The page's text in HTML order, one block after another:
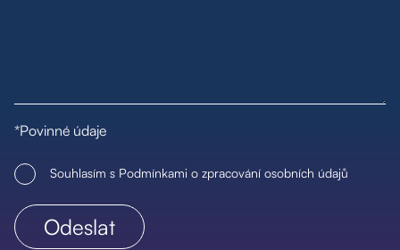
*Povinné údaje
Souhlasím s Podmínkami o zpracování osobních údajů